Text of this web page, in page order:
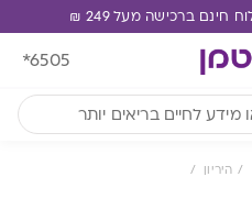
*6505
היריון